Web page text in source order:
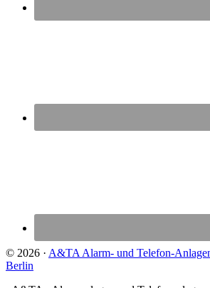
© 2026 · A&TA Alarm- und Telefon-
Berlin